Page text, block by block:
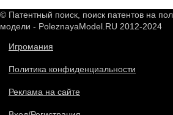
© Патентный поиск, поиск патентов на
модели - PoleznayaModel.RU 2012-2024
Игромания
Политика конфиденциальности
Реклама на сайте